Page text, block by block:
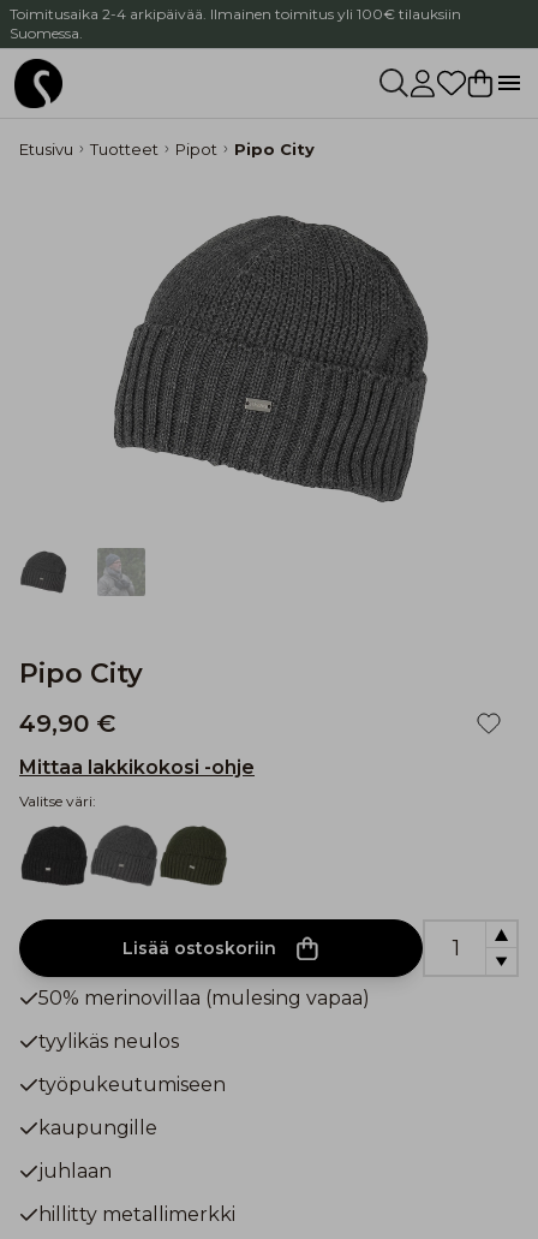
Toimitusaika 2-4 arkipäivää. Ilmainen toimitus yli 100€ tilauksiin
Suomessa.
Etusivu Tuotteet Pipot Pipo City
Pipo City
49,90 €
Mittaa lakkikokosi -ohje
Valitse väri:
Lisää ostoskoriin
50% merinovillaa (mulesing vapaa)
tyylikäs neulos
työpukeutumiseen
kaupungille
juhlaan
hillitty metallimerkki